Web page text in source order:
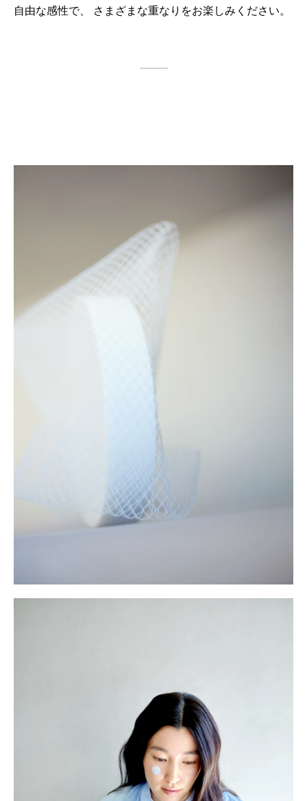
自由な感性で、 さまざまな重なりをお楽しみください。